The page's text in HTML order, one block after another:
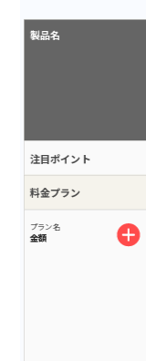
製品名
注目ポイント
料金プラン
プラン名
金額